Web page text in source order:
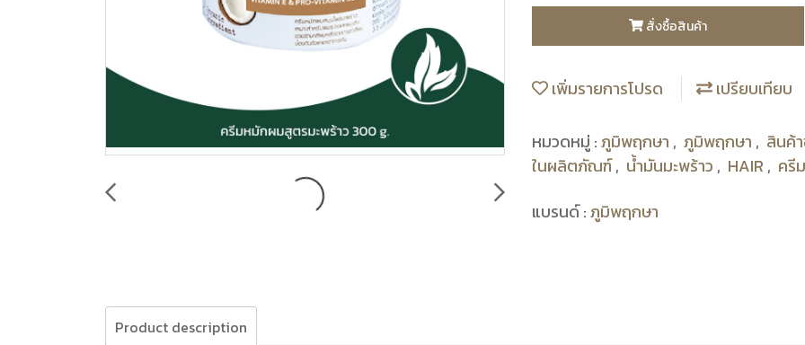
สั่งซื้อสินค้า
เพิ่มรายการโปรด เปรียบเทียบ
หมวดหมู่ :ภูมิพฤกษา , ภูมิพฤกษา , สินค้
ในผลิตภัณฑ์, น้ำมันมะพร้าว , HAIR , ครี
แบรนด์ :ภูมิพฤกษา
Product description